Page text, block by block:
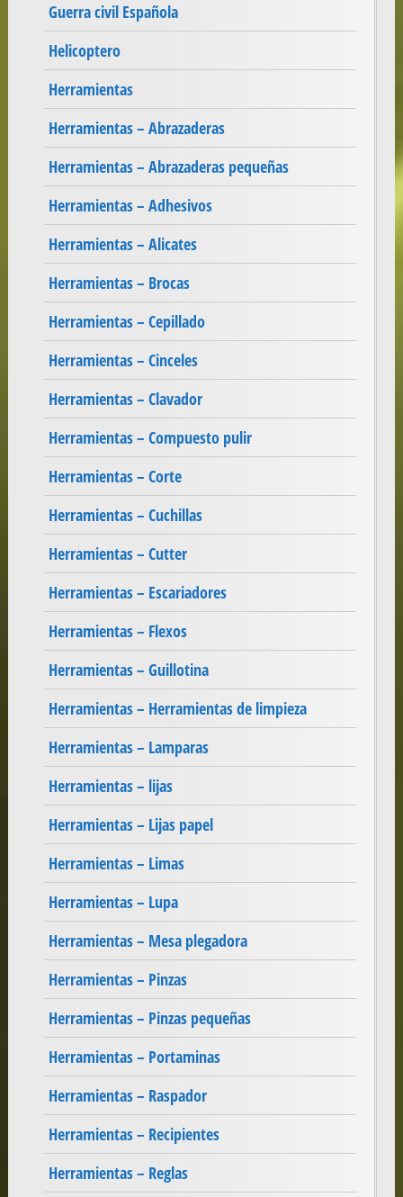
Guerra civil Española
Helicoptero
Herramientas
Herramientas – Abrazaderas
Herramientas – Abrazaderas pequeñas
Herramientas – Adhesivos
Herramientas – Alicates
Herramientas – Brocas
Herramientas – Cepillado
Herramientas – Cinceles
Herramientas – Clavador
Herramientas – Compuesto pulir
Herramientas – Corte
Herramientas – Cuchillas
Herramientas – Cutter
Herramientas – Escariadores
Herramientas – Flexos
Herramientas – Guillotina
Herramientas – Herramientas de limpieza
Herramientas – Lamparas
Herramientas – lijas
Herramientas – Lijas papel
Herramientas – Limas
Herramientas – Lupa
Herramientas – Mesa plegadora
Herramientas – Pinzas
Herramientas – Pinzas pequeñas
Herramientas – Portaminas
Herramientas – Raspador
Herramientas – Recipientes
Herramientas – Reglas